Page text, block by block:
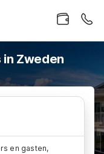
in Zweden
en gasten,